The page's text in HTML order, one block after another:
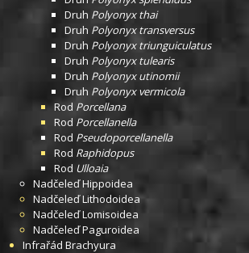
Druh Polyonyx thai
Druh Polyonyx transversus
Druh Polyonyx triunguiculatus
Druh Polyonyx tulearis
Druh Polyonyx utinomii
Druh Polyonyx vermicola
Rod Porcellana
Rod Porcellanella
Rod Pseudoporcellanella
Rod Raphidopus
Rod Ulloaia
NadčeleďHippoidea
NadčeleďLithodoidea
NadčeleďLomisoidea
NadčeleďPaguroidea
Infrařád Brachyura